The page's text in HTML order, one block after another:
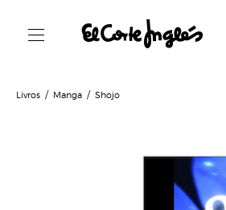
Livros Manga Shojo